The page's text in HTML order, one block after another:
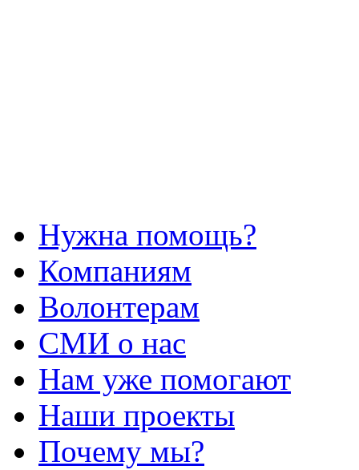
Нужна помощь?
Компаниям
Волонтерам
СМИ о нас
Нам уже помогают
Наши проекты
Почему мы?